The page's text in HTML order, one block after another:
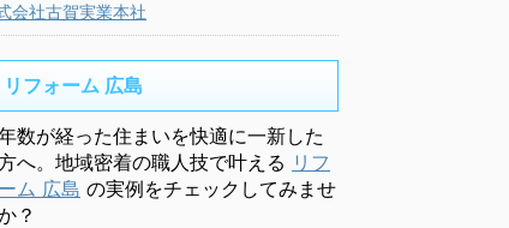
会社古賀実業本社
リフォーム 広島
数が経った住まいを快適に一新した
へ。地域密着の職人技で叶える リフ
ム 広島 の実例をチェックしてみませ
？